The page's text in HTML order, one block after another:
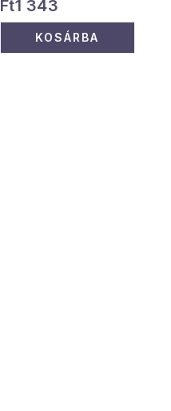
Ft1 343
KOSÁRBA